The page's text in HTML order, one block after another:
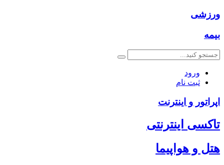
ورزشی
بیمه
ورود
ثبت نام
اپراتور و اینترنت
تاکسی اینترنتی
هتل و هواپیما